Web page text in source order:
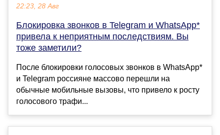
22:23, 28 Авг
Блокировка звонков в Telegram и WhatsApp*
привела к неприятным последствиям. Вы
тоже заметили?
После блокировки голосовых звонков в WhatsApp*
и Telegram россияне массово перешли на
обычные мобильные вызовы, что привело к росту
голосового трафи...